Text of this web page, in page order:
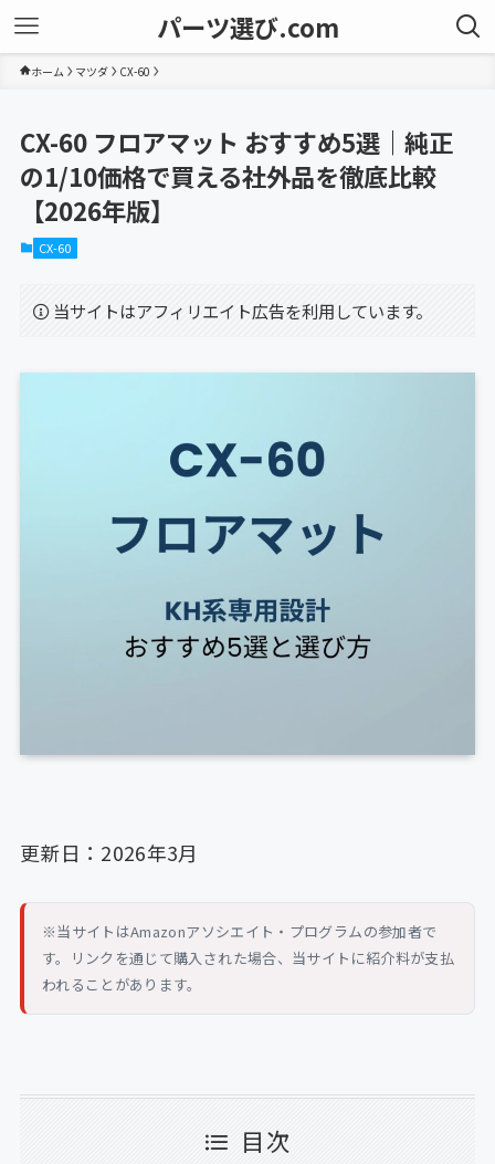
パーツ選び.com
ホーム マツダ CX-60
CX-60 フロアマット おすすめ5選｜純正
の1/10価格で買える社外品を徹底比較
【2026年版】
CX-60
当サイトはアフィリエイト広告を利用しています。
更新日：2026年3月
※当サイトはAmazonアソシエイト・プログラムの参加者で
す。リンクを通じて購入された場合、当サイトに紹介料が支払
われることがあります。
目次